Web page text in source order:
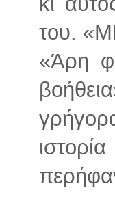
του.
«Άρη